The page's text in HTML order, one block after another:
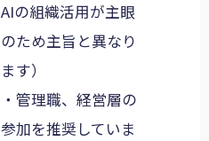
AIの組織活用が主眼
のため主旨と異なり
ます）
・管理職、経営層の
参加を推奨していま